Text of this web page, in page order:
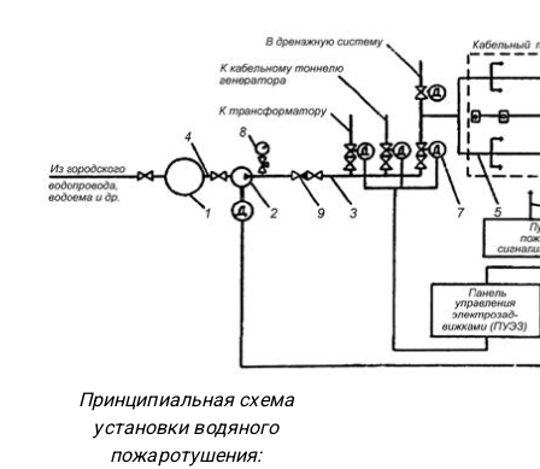
Принципиальная схема
установки водяного
пожаротушения: